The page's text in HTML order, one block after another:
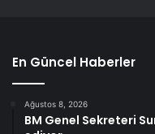
En Güncel Haberler
Ağustos 8, 2026
BM Genel Sekreteri